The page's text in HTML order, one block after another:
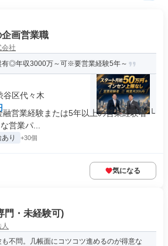
画営業職
社
有◎年収3000万～可※要営業経験5年～
谷区代々木
融営業経験または5年以上の営業経験者 └
営業パ...
り +30個
気になる
門・未経験可)
不問。几帳面にコツコツ進めるのが得意な